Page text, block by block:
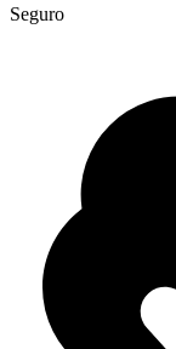
Seguro